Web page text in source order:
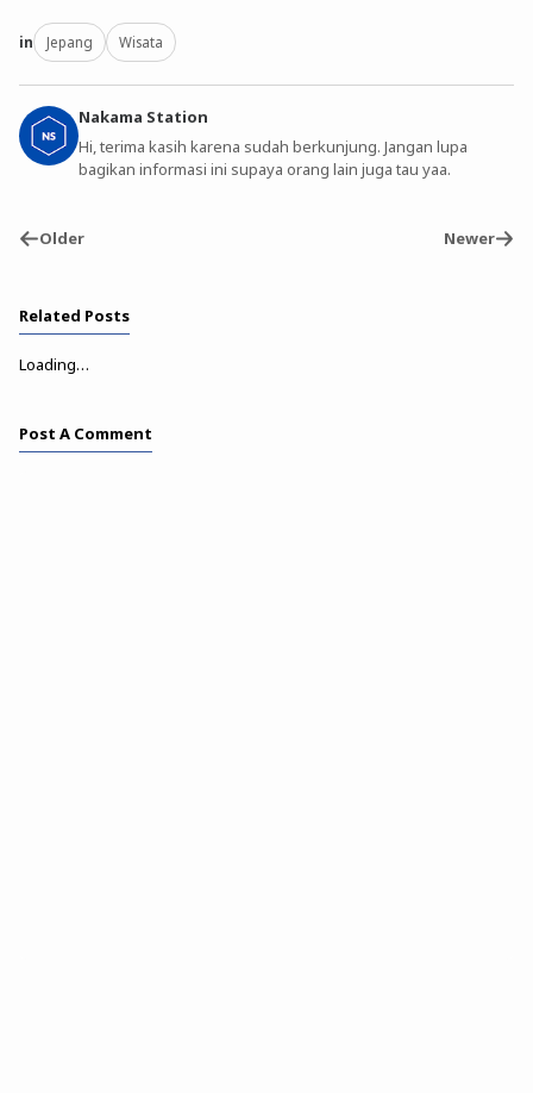
in Jepang Wisata
Nakama Station
Hi, terima kasih karena sudah berkunjung. Jangan lupa
bagikan informasi ini supaya orang lain juga tau yaa.
Older Newer
Related Posts
Loading…
Post A Comment